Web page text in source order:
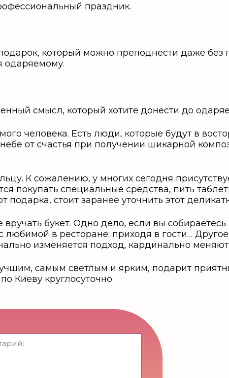
праздник.
который можно преподнести даже
одаряемому.
смысл, который хотите донести до
человека. Есть люди, которые будут в
от счастья при получении шикарной
К сожалению, у многих сегодня
покупать специальные средства, пить
подарка, стоит заранее уточнить этот
букет. Одно дело, если вы
в ресторане; приходя в гости…
изменяется подход, кардинально
самым светлым и ярким, подарит
Киеву круглосуточно.